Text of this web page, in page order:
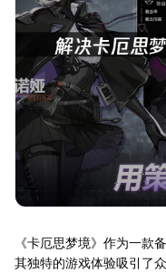
《卡厄思梦境》作为一款
其独特的游戏体验吸引了